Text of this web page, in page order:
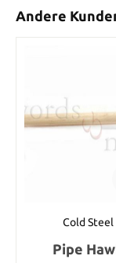
Andere
Cold Steel
Pipe